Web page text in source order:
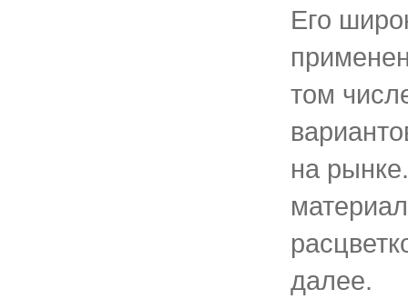
Его
том
на
далее.